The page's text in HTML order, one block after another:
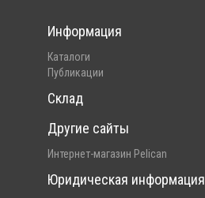
Информация
Каталоги
Публикации
Склад
Другие сайты
Интернет-магазин Pelican
Юридическая информация